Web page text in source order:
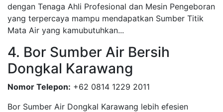
dengan Tenaga Ahli Profesional dan Mesin Pengeboran
yang terpercaya mampu mendapatkan Sumber Titik
Mata Air yang kamubutuhkan...
4. Bor Sumber Air Bersih
Dongkal Karawang
Nomor Telepon: +62 0814 1229 2011
Bor Sumber Air Dongkal Karawang lebih efesien